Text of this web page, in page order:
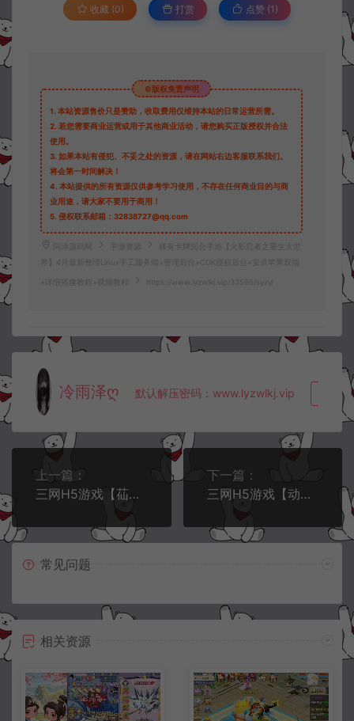
收藏 (0) 打赏 点赞 (1 )
©版权免责声明
1. 本站资源售价只是赞助，收取费用仅维持本站的日常运营所需。
2. 若您需要商业运营或用于其他商业活动，请您购买正版授权并合法
使用。
3. 如果本站有侵犯、不妥之处的资源，请在网站右边客服联系我们。
将会第一时间解决！
4. 本站提供的所有资源仅供参考学习使用，不存在任何商业目的与商
业用途，请大家不要用于商用！
5. 侵权联系邮箱：32838727@qq.com
阿泽源码网 手游资源
稀有卡牌回合手游【火影忍者之重生大世
界】4月最新整理Linux手工服务端+管理后台+CDK授权后台+安卓苹果双端
+详细搭建教程+视频教程 https://www.lyzwlkj.vip/33595/syzy/
冷雨泽ღ 默认解压密码：www.lyzwlkj.vip 复
上一篇：
三网H5游戏【苮逆H5多区跨服体验版】4月最新整理Win一键服务端+CDK授权后台+简易安卓客户端+详细搭建教程
下一篇：
三网H5游戏【动漫大乱斗H5多区跨服版】4月最新整理Linux手工服务端+管理后台+GM授权后台+安卓+详细搭建教程+视频教程
常见问题
相关资源